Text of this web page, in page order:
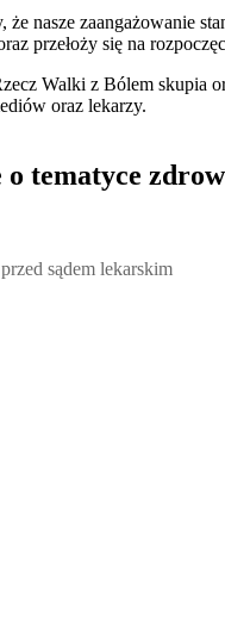
że nasze zaangażowanie
przełoży się na
Walki z Bólem skupia
oraz lekarzy.
tematyce
lekarskim, Marcin
sądem lekarskim